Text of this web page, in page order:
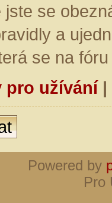
jste se
a
se na
pro užívání|
Powered by
Pro